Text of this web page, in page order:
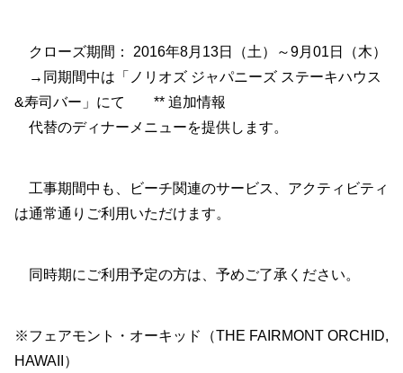
クローズ期間： 2016年8月13日（土）～9月01日（木）
→同期間中は「ノリオズ ジャパニーズ ステーキハウス
&寿司バー」にて ** 追加情報
代替のディナーメニューを提供します。
工事期間中も、ビーチ関連のサービス、アクティビティ
は通常通りご利用いただけます。
同時期にご利用予定の方は、予めご了承ください。
※フェアモント・オーキッド（THE FAIRMONT ORCHID,
HAWAII）